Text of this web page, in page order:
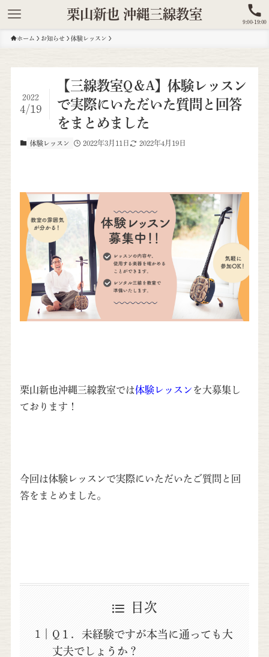
栗山新也 沖縄三線教室
9:00-19:00
ホーム お知らせ 体験レッスン
【三線教室Q＆A】体験レッスン
で実際にいただいた質問と回答
をまとめました
2022
4/19
体験レッスン 2022年3月11日 2022年4月19日
栗山新也沖縄三線教室では体験レッスン を大募集し
ております！
今回は体験レッスンで実際にいただいたご質問と回
答をまとめました。
目次
Q１．未経験ですが本当に通っても大
丈夫でしょうか？